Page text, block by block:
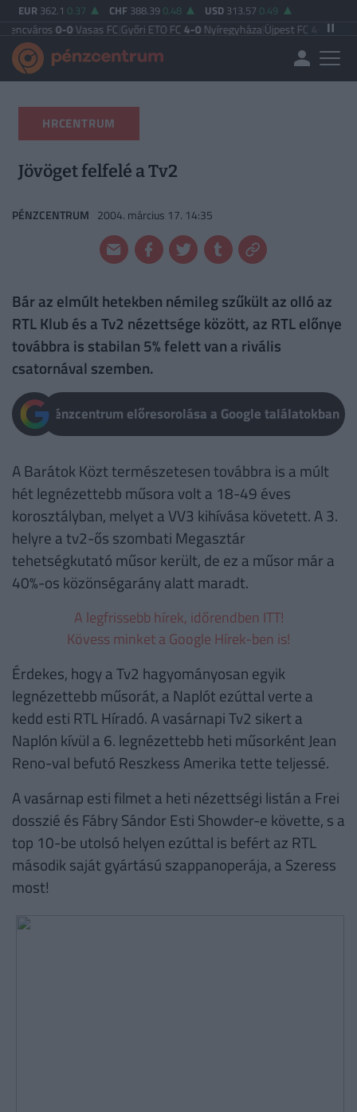
EUR 362.1 0.37 CHF 388.39 0.48 USD 313.57 0.49
0-0Vasas FC|Győri ETO FC4-0 Nyíregyháza|Újpest FC4-2Debreceni VSC
HRCENTRUM
Jövöget felfelé a Tv2
PÉNZCENTRUM 2004. március 17. 14:35
Bár az elmúlt hetekben némileg szűkült az olló az
RTL Klub és a Tv2 nézettsége között, az RTL előnye
továbbra is stabilan 5% felett van a rivális
csatornával szemben.
Pénzcentrum előresorolása a Google találatokban
A Barátok Közt természetesen továbbra is a múlt
hét legnézettebb műsora volt a 18-49 éves
korosztályban, melyet a VV3 kihívása követett. A 3.
helyre a tv2-ős szombati Megasztár
tehetségkutató műsor került, de ez a műsor már a
40%-os közönségarány alatt maradt.
A legfrissebb hírek, időrendben ITT!
Kövess minket a Google Hírek-ben is!
Érdekes, hogy a Tv2 hagyományosan egyik
legnézettebb műsorát, a Naplót ezúttal verte a
kedd esti RTL Híradó. A vasárnapi Tv2 sikert a
Naplón kívül a 6. legnézettebb heti műsorként Jean
Reno-val befutó Reszkess Amerika tette teljessé.
A vasárnap esti filmet a heti nézettségi listán a Frei
dosszié és Fábry Sándor Esti Showder-e követte, s a
top 10-be utolsó helyen ezúttal is befért az RTL
második saját gyártású szappanoperája, a Szeress
most!